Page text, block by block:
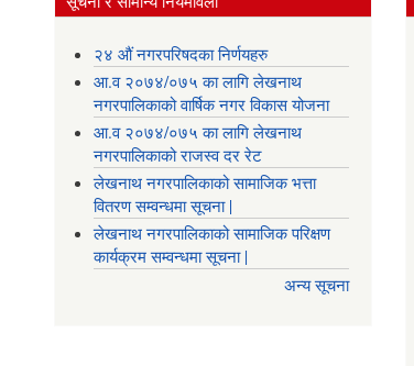
२४ औं नगरपरिषदका निर्णयहरु
आ.व २०७४/०७५ का लागि लेखनाथ
नगरपालिकाको वार्षिक नगर विकास योजना
आ.व २०७४/०७५ का लागि लेखनाथ
नगरपालिकाको राजस्व दर रेट
लेखनाथ नगरपालिकाको सामाजिक भत्ता
वितरण सम्वन्धमा सूचना |
लेखनाथ नगरपालिकाको सामाजिक परिक्षण
कार्यक्रम सम्वन्धमा सूचना |
अन्य सूचना